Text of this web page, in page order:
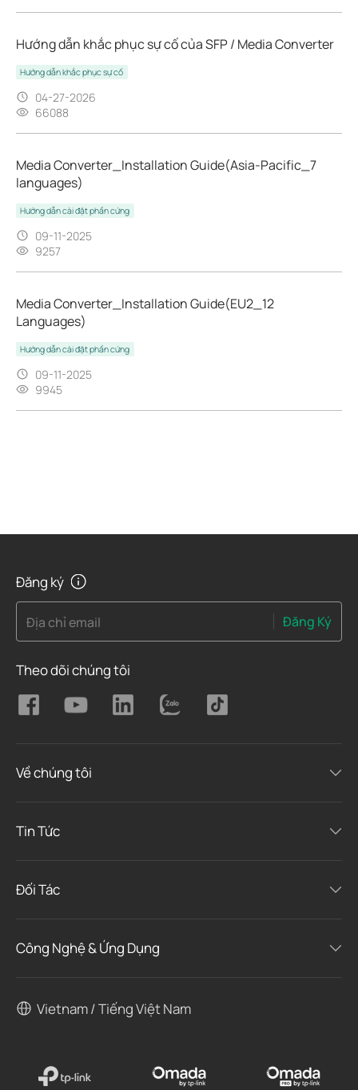
Hướng dẫn khắc phục sự cố của SFP / Media Converter
Hướng dẫn khắc phục sự cố
04-27-2026
66088
Media Converter_Installation Guide(Asia-Pacific_7
languages)
Hướng dẫn cài đặt phần cứng
09-11-2025
9257
Media Converter_Installation Guide(EU2_12
Languages)
Hướng dẫn cài đặt phần cứng
09-11-2025
9945
Đăng ký
Địa chỉ email Đăng Ký
Theo dõi chúng tôi
Về chúng tôi
Tin Tức
Đối Tác
Công Nghệ & Ứng Dụng
Vietnam / Tiếng Việt Nam